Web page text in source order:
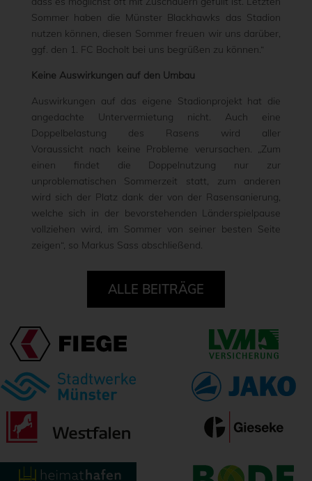
Sommer haben die Münster Blackhawks das Stadion
nutzen können, diesen Sommer freuen wir uns darüber,
ggf. den 1. FC Bocholt bei uns begrüßen zu können.“
Keine Auswirkungen auf den Umbau
Auswirkungen auf das eigene Stadionprojekt hat die
angedachte Untervermietung nicht. Auch eine
Doppelbelastung des Rasens wird aller
Voraussicht nach keine Probleme verursachen. „Zum
einen findet die Doppelnutzung nur zur
unproblematischen Sommerzeit statt, zum anderen
wird sich der Platz dank der von der Rasensanierung,
welche sich in der bevorstehenden Länderspielpause
vollziehen wird, im Sommer von seiner besten Seite
zeigen“, so Markus Sass abschließend.
ALLE BEITRÄGE